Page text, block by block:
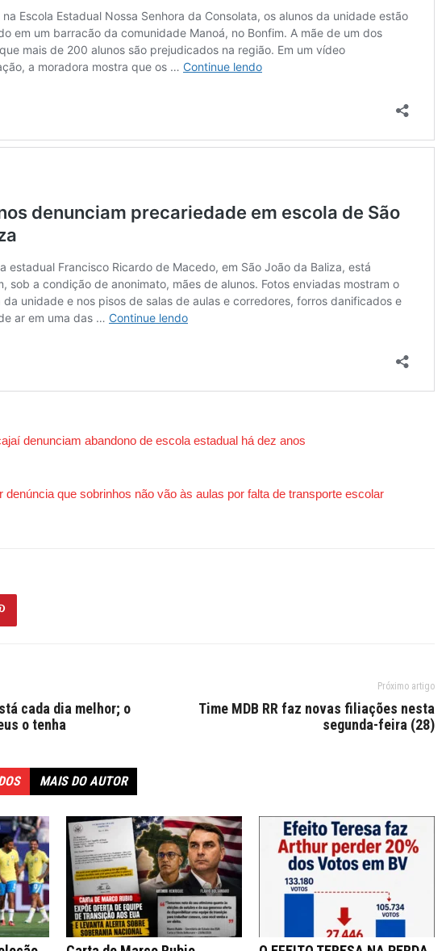
denunciam abandono de escola estadual há dez anos
denúncia que sobrinhos não vão às aulas por falta de transporte escolar
cada dia melhor; o
o tenha
Próximo artigo
Time MDB RR faz novas filiações nesta
segunda-feira (28)
MAIS DO AUTOR